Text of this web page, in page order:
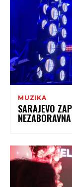
MUZIKA
SARAJEVO